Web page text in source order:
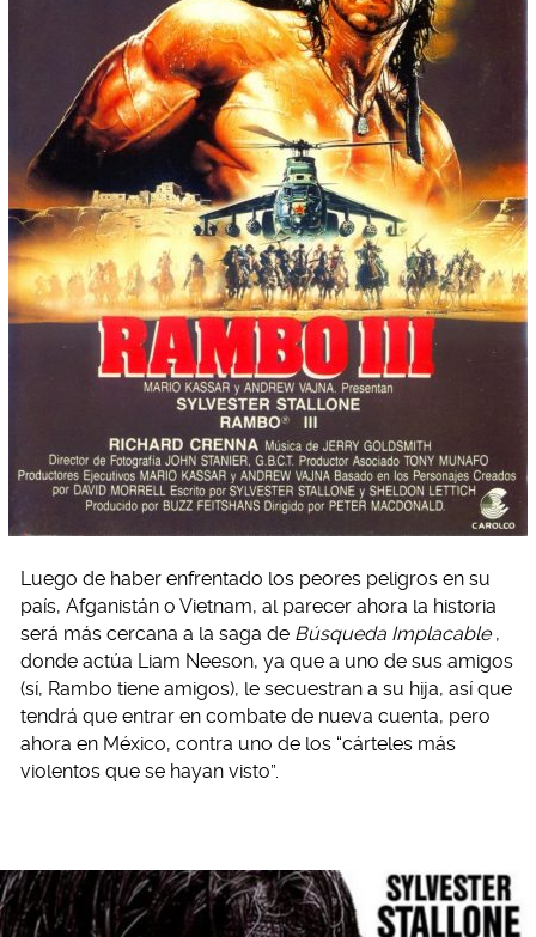
Luego de haber enfrentado los peores peligros en su
país, Afganistán o Vietnam, al parecer ahora la historia
será más cercana a la saga de Búsqueda Implacable ,
donde actúa Liam Neeson, ya que a uno de sus amigos
(sí, Rambo tiene amigos), le secuestran a su hija, así que
tendrá que entrar en combate de nueva cuenta, pero
ahora en México, contra uno de los “cárteles más
violentos que se hayan visto”.